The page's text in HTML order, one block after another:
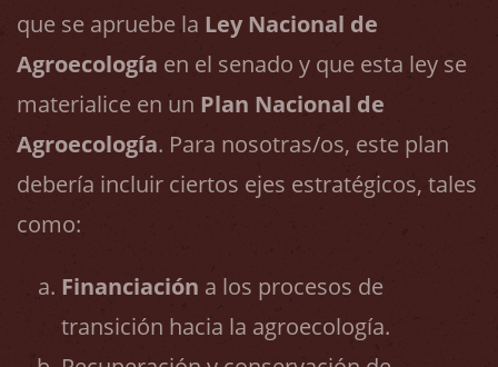
que se apruebe la Ley Nacional de
Agroecología en el senado y que esta ley se
materialice en un Plan Nacional de
Agroecología. Para nosotras/os, este plan
debería incluir ciertos ejes estratégicos, tales
como:
Financiación a los procesos de
transición hacia la agroecología.